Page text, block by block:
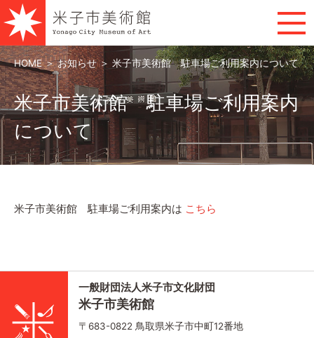
HOME＞お知らせ＞ 米子市美術館 駐車場ご利用案内について
米子市美術館 駐車場ご利用案内
について
米子市美術館 駐車場ご利用案内は こちら
一般財団法人米子市文化財団
米子市美術館
〒683-0822 鳥取県米子市中町12番地